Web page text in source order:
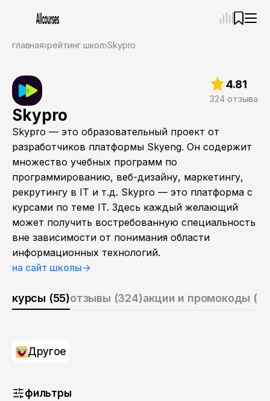
главная рейтинг школ Skypro
Skypro
4.81
324 отзыва
Skypro — это образовательный проект от
разработчиков платформы Skyeng. Он содержит
множество учебных программ по
программированию, веб-дизайну, маркетингу,
рекрутингу в IT и т.д. Skypro — это платформа с
курсами по теме IT. Здесь каждый желающий
может получить востребованную специальность
вне зависимости от понимания области
информационных технологий.
на сайт школы→
курсы (55)отзывы (324)акции и промокоды (2)
Другое
фильтры
Ассистент
Привет! Я Ваш карьерный навигатор. Подберу
курсы, которые соответствует именно вашим
целям.
Пожалуйста, ответьте на несколько вопросов,
чтобы начать.
Приступим?